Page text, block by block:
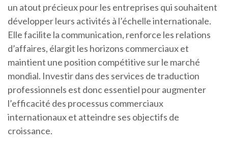
un atout précieux pour les entreprises qui souhaitent
développer leurs activités à l’échelle internationale.
Elle facilite la communication, renforce les relations
d’affaires, élargit les horizons commerciaux et
maintient une position compétitive sur le marché
mondial. Investir dans des services de traduction
professionnels est donc essentiel pour augmenter
l’efficacité des processus commerciaux
internationaux et atteindre ses objectifs de
croissance.